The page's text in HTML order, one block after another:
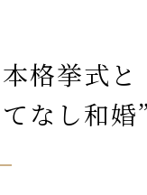
格挙式と
なし和婚”